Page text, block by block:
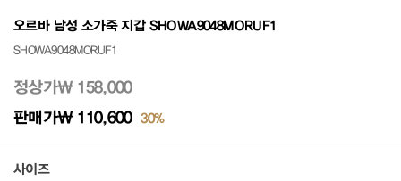
오르바 남성 소가죽 지갑 SHOWA9048MORUF1
SHOWA9048MORUF1
정상가₩ 158,000
판매가₩ 110,600 30%
사이즈